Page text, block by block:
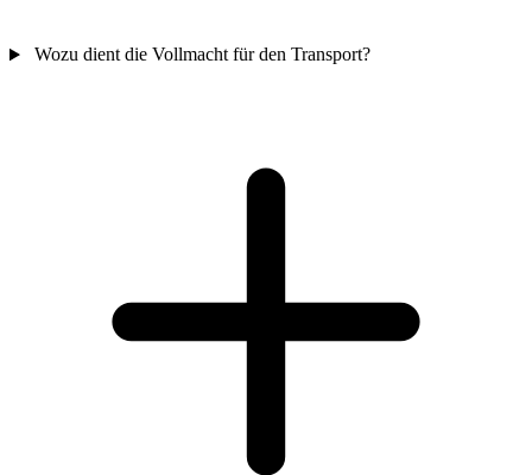
Wozu dient die Vollmacht für den Transport?